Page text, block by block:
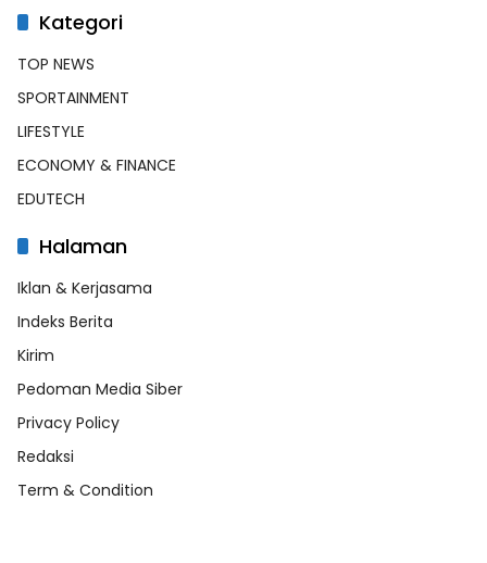
Kategori
TOP NEWS
SPORTAINMENT
LIFESTYLE
ECONOMY & FINANCE
EDUTECH
Halaman
Iklan & Kerjasama
Indeks Berita
Kirim
Pedoman Media Siber
Privacy Policy
Redaksi
Term & Condition